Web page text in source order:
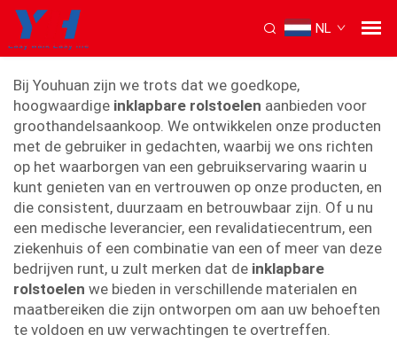
NL
inklapbare rolstoel
Bij Youhuan zijn we trots dat we goedkope,
hoogwaardige inklapbare rolstoelen aanbieden voor
groothandelsaankoop. We ontwikkelen onze producten
met de gebruiker in gedachten, waarbij we ons richten
op het waarborgen van een gebruikservaring waarin u
kunt genieten van en vertrouwen op onze producten, en
die consistent, duurzaam en betrouwbaar zijn. Of u nu
een medische leverancier, een revalidatiecentrum, een
ziekenhuis of een combinatie van een of meer van deze
bedrijven runt, u zult merken dat de inklapbare
rolstoelen we bieden in verschillende materialen en
maatbereiken die zijn ontworpen om aan uw behoeften
te voldoen en uw verwachtingen te overtreffen.